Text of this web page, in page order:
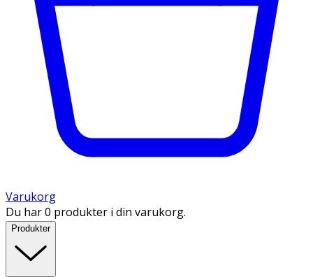
Varukorg
Du har 0 produkter i din varukorg.
Produkter